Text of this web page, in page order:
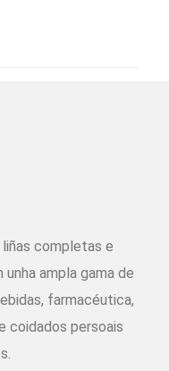
completas e
ampla gama de
farmacéutica,
coidados persoais